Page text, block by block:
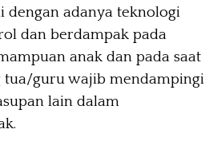
dengan adanya teknologi
dan berdampak pada
anak dan pada saat
tua/guru wajib mendampingi
lain dalam